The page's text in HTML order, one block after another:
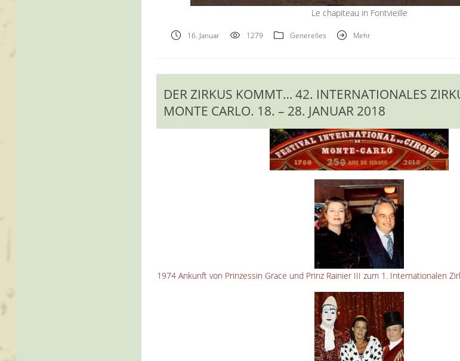
Le chapiteau in Fontvieille
16. Januar 1279 Generelles Mehr
DER ZIRKUS KOMMT… 42. INTERNATIONALES
MONTE CARLO. 18. – 28. JANUAR 2018
1974 Ankunft von Prinzessin Grace und Prinz Rainier III zum 1. Internationalen